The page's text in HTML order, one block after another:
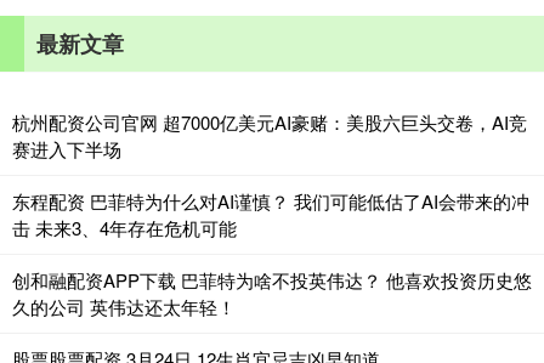
最新文章
杭州配资公司官网 超7000亿美元AI豪赌：美股六巨头交卷，AI竞
赛进入下半场
东程配资 巴菲特为什么对AI谨慎？ 我们可能低估了AI会带来的冲
击 未来3、4年存在危机可能
创和融配资APP下载 巴菲特为啥不投英伟达？ 他喜欢投资历史悠
久的公司 英伟达还太年轻！